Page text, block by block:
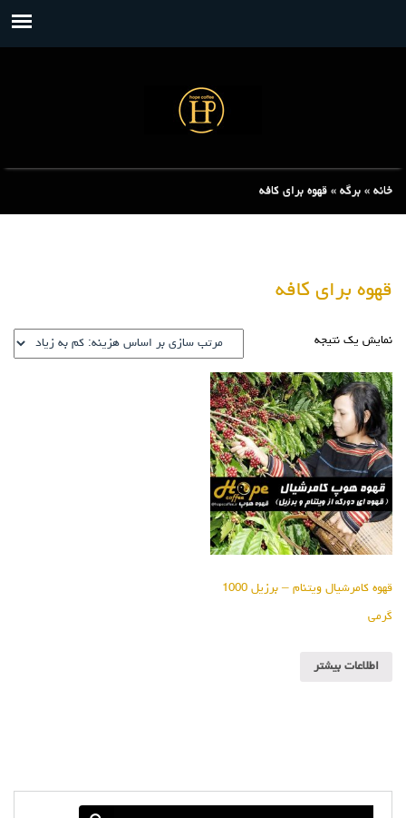
خانه » برگه » قهوه برای کافه
قهوه برای کافه
نمایش یک نتیجه
قهوه کامرشیال ویتنام – برزیل 1000
گرمی
اطلاعات بیشتر